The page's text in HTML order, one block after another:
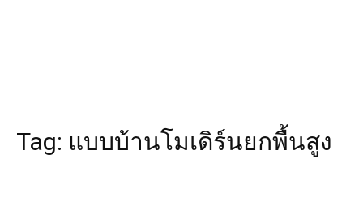
Tag: แบบบ้านโมเดิร์นยกพื้นสูง